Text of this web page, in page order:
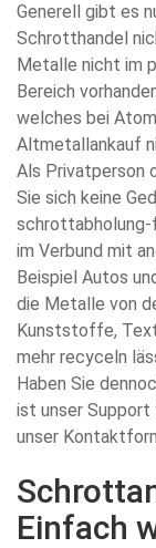
Generell gibt es
Schrotthandel
Metalle nicht im
Bereich
welches bei
Altmetallankauf
Als Privatperson
Sie sich keine
schrottabholung-
im Verbund mit
Beispiel Autos
die Metalle von
Kunststoffe,
mehr recyceln
Haben Sie
ist unser Support
unser
Einfach